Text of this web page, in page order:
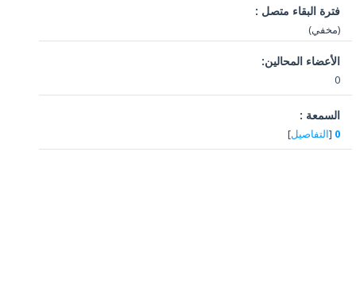
فترة البقاء متصل :
(مخفي)
الأعضاء المحالين:
0
السمعة :
0
[ التفاصيل]